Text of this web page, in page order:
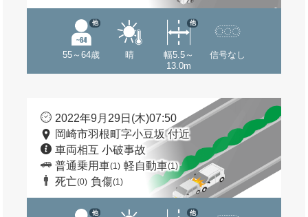
55～64歳
他
晴
幅5.5～
13.0m
他
信号なし
2022年9月29日(木)07:50
岡崎市羽根町字小豆坂 付近
車両相互 小破事故
普通乗用車(1) 軽自動車(1)
死亡(0) 負傷(1)
他 他